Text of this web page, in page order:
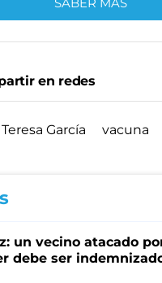
en redes
Teresa García vacuna
un vecino atacado
debe ser